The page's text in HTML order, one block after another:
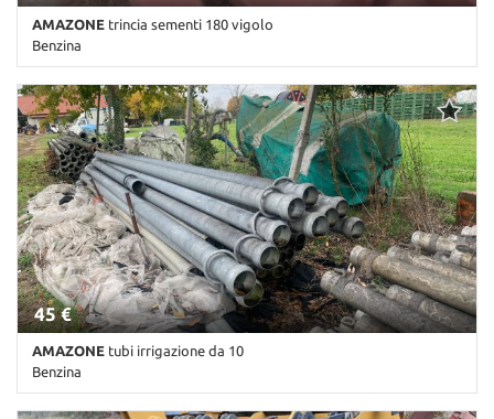
AMAZONE trincia sementi 180 vigolo
Benzina
Km non disponibile • Cambio Altro • Antracite pastello
45 €
AMAZONE tubi irrigazione da 10
Benzina
Km non disponibile • Cambio Altro • Antracite pastello